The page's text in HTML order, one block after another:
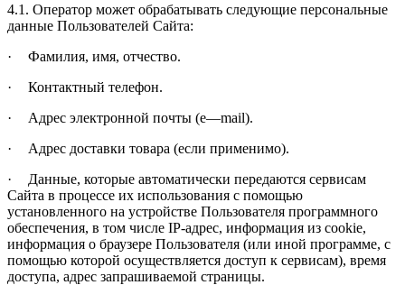
4.1. Оператор может обрабатывать следующие персональные
данные Пользователей Сайта:
·
Фамилия, имя, отчество.
·
Контактный телефон.
·
Адрес электронной почты (e—mail).
·
Адрес доставки товара (если применимо).
·
Данные, которые автоматически передаются сервисам
Сайта в процессе их использования с помощью
установленного на устройстве Пользователя программного
обеспечения, в том числе IP-адрес, информация из cookie,
информация о браузере Пользователя (или иной программе, с
помощью которой осуществляется доступ к сервисам), время
доступа, адрес запрашиваемой страницы.